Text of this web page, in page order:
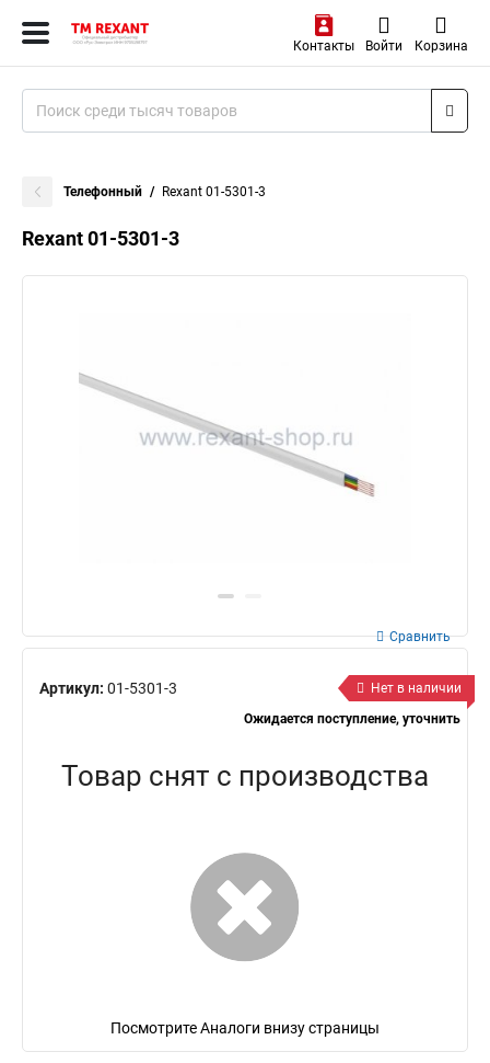
Контакты Войти Корзина
Телефонный Rexant 01-5301-3
Rexant 01-5301-3
Артикул: 01-5301-3
Сравнить
Нет в наличии
Ожидается поступление, уточнить
Товар снят с производства
Посмотрите Аналоги внизу страницы